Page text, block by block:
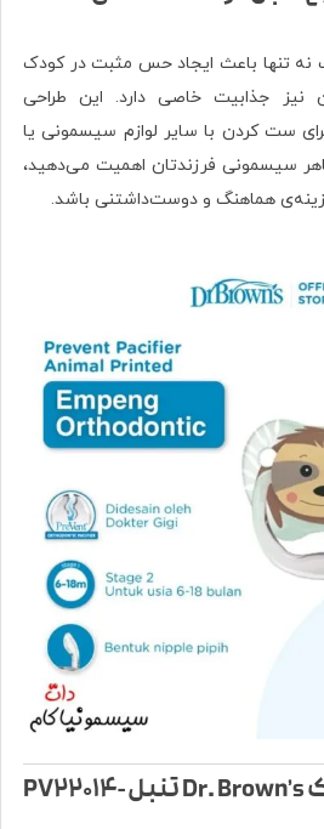
نه تنها باعث ایجاد حس مثبت در کودک
نیز جذابیت خاصی دارد. این طراحی
ست کردن با سایر لوازم سیسمونی یا
سیسمونی فرزندتان اهمیت می‌دهید،
هماهنگ و دوست‌داشتنی باشد.
مزایای اصلی پستانک Dr. Brown’s تنبل PV22014-